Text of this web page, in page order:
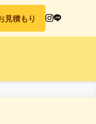
見積もり